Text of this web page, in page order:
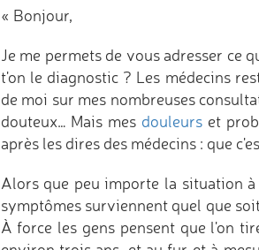
« Bonjour,
Je me permets de vous adresser ce
t'on le diagnostic ? Les médecins
de moi sur mes nombreuses
douteux… Mais mes douleurs et
après les dires des médecins : que
Alors que peu importe la situation
symptômes surviennent quel que
À force les gens pensent que l'on